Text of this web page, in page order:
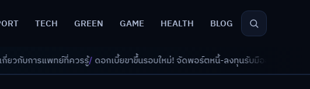
TECH GREEN GAME HEALTH BLOG
ควรรู้/ดอกเบี้ยขาขึ้นรอบใหม่! จัดพอร์ตหนี้-ลงทุนรับมืออย่างไรดี?/AI จัดพอร์ตเกษีย